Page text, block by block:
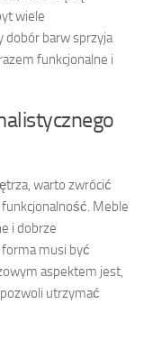
wiele
dobór barw sprzyja
funkcjonalne i
warto zwrócić
Meble
i dobrze
musi być
aspektem jest,
utrzymać